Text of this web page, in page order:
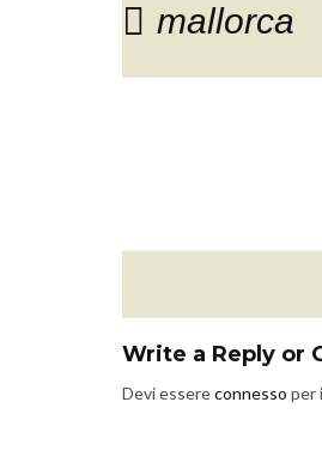
mallorca
Write a Reply or
Devi essereconnesso per